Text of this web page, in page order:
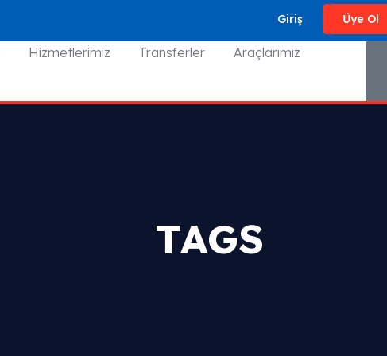
Giriş Üye Ol
Hizmetlerimiz Transferler
Araçlarımız
TAGS